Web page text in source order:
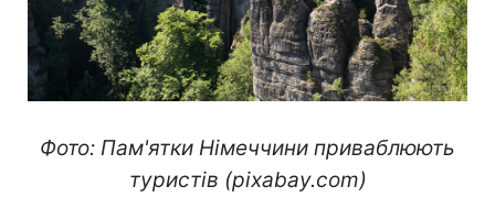
Фото: Пам'ятки Німеччини приваблюють
туристів (pixabay.com)